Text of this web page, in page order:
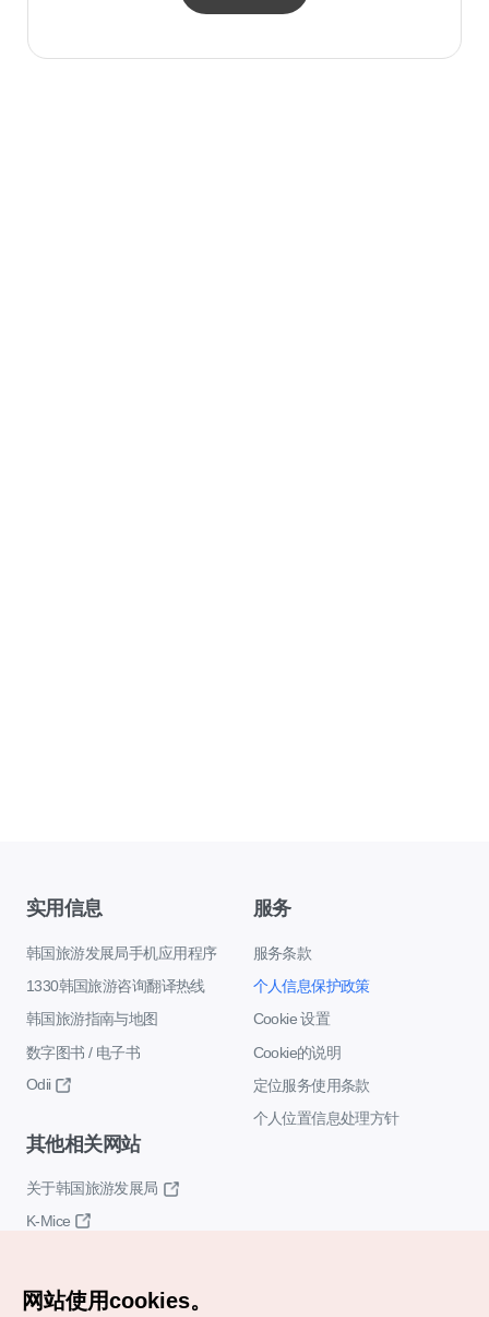
实用信息
韩国旅游发展局手机应用程序
1330韩国旅游咨询翻译热线
韩国旅游指南与地图
数字图书 / 电子书
Odii
服务
服务条款
个人信息保护政策
Cookie 设置
Cookie的说明
定位服务使用条款
个人位置信息处理方针
其他相关网站
关于韩国旅游发展局
K-Mice
网站使用cookies。